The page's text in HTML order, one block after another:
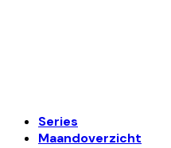
Series
Maandoverzicht